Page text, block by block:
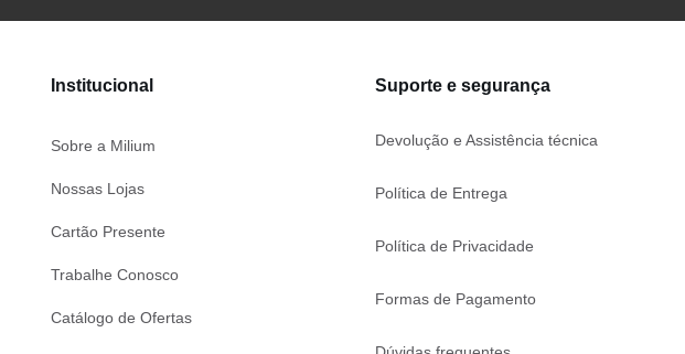
Institucional
Sobre a Milium
Nossas Lojas
Cartão Presente
Trabalhe Conosco
Catálogo de Ofertas
Suporte e segurança
Devolução e Assistência técnica
Política de Entrega
Política de Privacidade
Formas de Pagamento